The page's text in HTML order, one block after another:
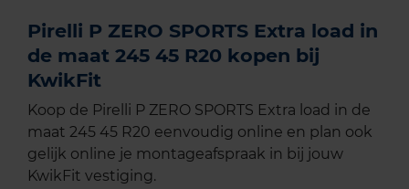
Pirelli P ZERO SPORTS Extra load in
de maat 245 45 R20 kopen bij
KwikFit
Koop de Pirelli P ZERO SPORTS Extra load in de
maat 245 45 R20 eenvoudig online en plan ook
gelijk online je montageafspraak in bij jouw
KwikFit vestiging.